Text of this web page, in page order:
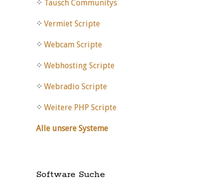
Tausch Communitys
Vermiet Scripte
Webcam Scripte
Webhosting Scripte
Webradio Scripte
Weitere PHP Scripte
Alle unsere Systeme
Software Suche